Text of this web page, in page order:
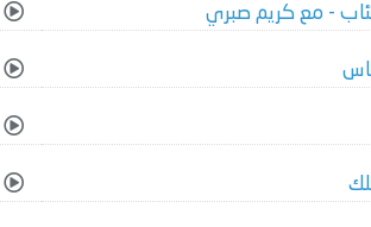
- مع كريم صبري